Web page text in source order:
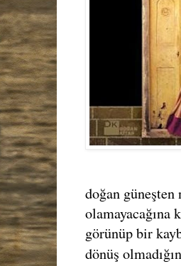
doğan güneşten
görünüp bir
dönüş